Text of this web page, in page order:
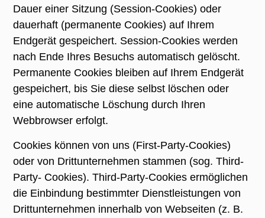
Dauer einer Sitzung (Session-Cookies) oder
dauerhaft (permanente Cookies) auf Ihrem
Endgerät gespeichert. Session-Cookies werden
nach Ende Ihres Besuchs automatisch gelöscht.
Permanente Cookies bleiben auf Ihrem Endgerät
gespeichert, bis Sie diese selbst löschen oder
eine automatische Löschung durch Ihren
Webbrowser erfolgt.
Cookies können von uns (First-Party-Cookies)
oder von Drittunternehmen stammen (sog. Third-
Party- Cookies). Third-Party-Cookies ermöglichen
die Einbindung bestimmter Dienstleistungen von
Drittunternehmen innerhalb von Webseiten (z. B.